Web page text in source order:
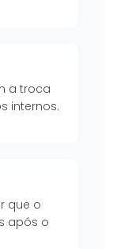
a troca
internos.
que o
após o